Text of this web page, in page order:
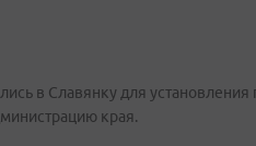
в Славянку для установления
края.